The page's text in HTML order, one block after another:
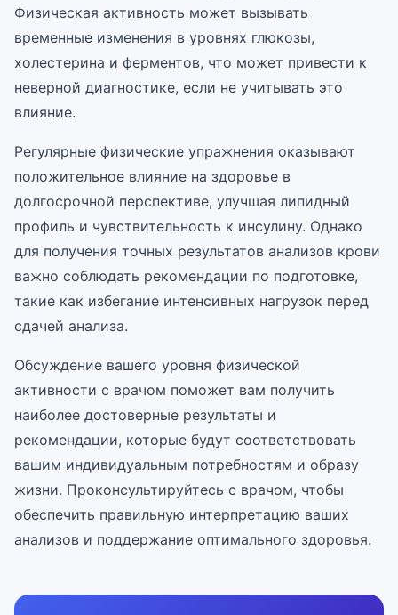
Физическая активность может вызывать
временные изменения в уровнях глюкозы,
холестерина и ферментов, что может привести к
неверной диагностике, если не учитывать это
влияние.
Регулярные физические упражнения оказывают
положительное влияние на здоровье в
долгосрочной перспективе, улучшая липидный
профиль и чувствительность к инсулину. Однако
для получения точных результатов анализов крови
важно соблюдать рекомендации по подготовке,
такие как избегание интенсивных нагрузок перед
сдачей анализа.
Обсуждение вашего уровня физической
активности с врачом поможет вам получить
наиболее достоверные результаты и
рекомендации, которые будут соответствовать
вашим индивидуальным потребностям и образу
жизни. Проконсультируйтесь с врачом, чтобы
обеспечить правильную интерпретацию ваших
анализов и поддержание оптимального здоровья.